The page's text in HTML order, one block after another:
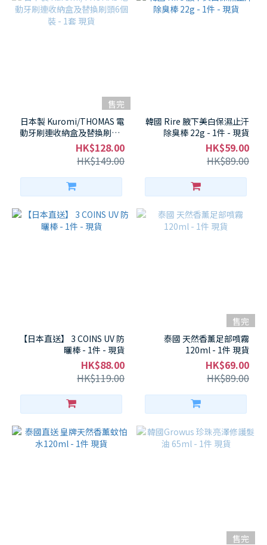
售完
日本製 Kuromi/THOMAS 電
動牙刷連收納盒及替換刷頭6
個裝 - 1套 現貨
HK$128.00
HK$149.00
韓國 Rire 腋下美白保濕止汗
除臭棒 22g - 1件 - 現貨
HK$59.00
HK$89.00
【日本直送】 3 COINS UV 防
曬棒 - 1件 - 現貨
HK$88.00
HK$119.00
售完
泰國 天然香薰足部噴霧
120ml - 1件 現貨
HK$69.00
HK$89.00
售完